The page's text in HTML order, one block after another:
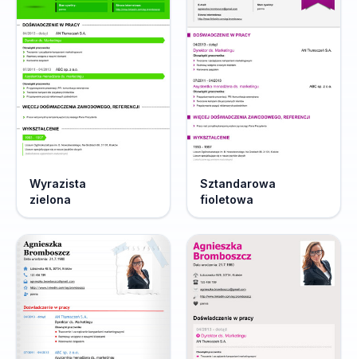
Wyrazista
zielona
Sztandarowa
fioletowa